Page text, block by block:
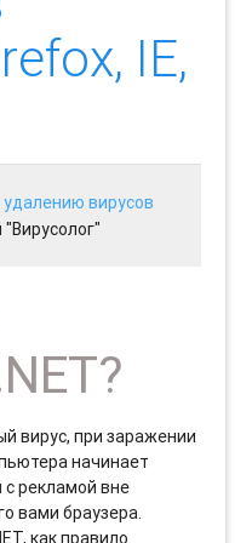
IE,
вирусов
вирус, при заражении
начинает
с рекламой вне
вами браузера.
как правило